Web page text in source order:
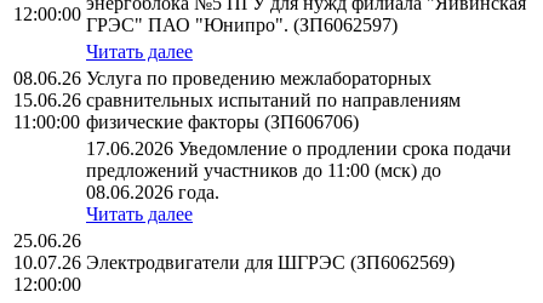
12:00:00
ГРЭС" ПАО "Юнипро". (ЗП6062597)
Читать далее
08.06.26
15.06.26
11:00:00
Услуга по проведению межлабораторных
сравнительных испытаний по направлениям
физические факторы (ЗП606706)
17.06.2026 Уведомление о продлении срока подачи
предложений участников до 11:00 (мск) до
08.06.2026 года.
Читать далее
25.06.26
10.07.26
12:00:00
Электродвигатели для ШГРЭС (ЗП6062569)